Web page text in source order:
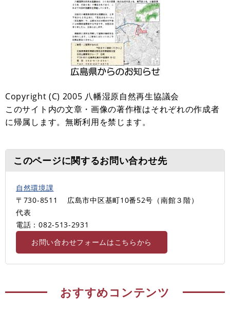
Copyright (C) 2005 八幡湿原自然再生協議会
このサイト内の文章・画像の著作権はそれぞれの作成者
に帰属します。無断利用を禁じます。
このページに関するお問い合わせ先
自然環境課
〒730-8511
広島市中区基町10番52号（南館３階）
代表
電話：082-513-2931
お問い合わせフォームはこちらから
おすすめコンテンツ